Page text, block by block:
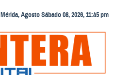
Mérida, Agosto Sábado 08, 2026, 11:45 pm